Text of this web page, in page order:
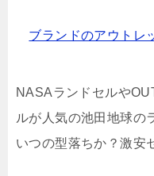
ブランドのアウトレ
NASAランドセルや
ルが人気の池田地球の
いつの型落ちか？激安